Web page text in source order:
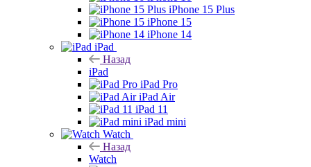
iPhone 15 Plus
iPhone 15
iPhone 14
iPad
Назад
iPad
iPad Pro
iPad Air
iPad 11
iPad mini
Watch
Назад
Watch